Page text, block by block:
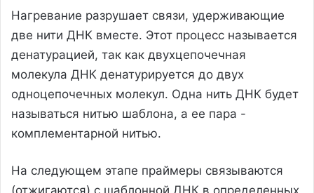
Нагревание разрушает связи, удерживающие
две нити ДНК вместе. Этот процесс называется
денатурацией, так как двухцепочечная
молекула ДНК денатурируется до двух
одноцепочечных молекул. Одна нить ДНК будет
называться нитью шаблона, а ее пара -
комплементарной нитью.
На следующем этапе праймеры связываются
(отжигаются) с шаблонной ДНК в определенных